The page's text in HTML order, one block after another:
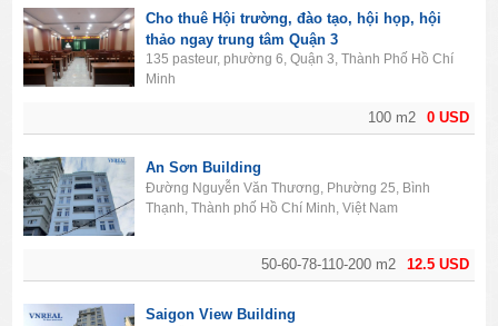
0 USD
100 m2
Cho thuê Hội trường, đào tạo, hội họp, hội
thảo ngay trung tâm Quận 3
135 pasteur, phường 6, Quận 3, Thành Phố Hồ Chí
Minh
12.5 USD
50-60-78-110-200 m2
An Sơn Building
Đường Nguyễn Văn Thương, Phường 25, Bình
Thạnh, Thành phố Hồ Chí Minh, Việt Nam
Saigon View Building